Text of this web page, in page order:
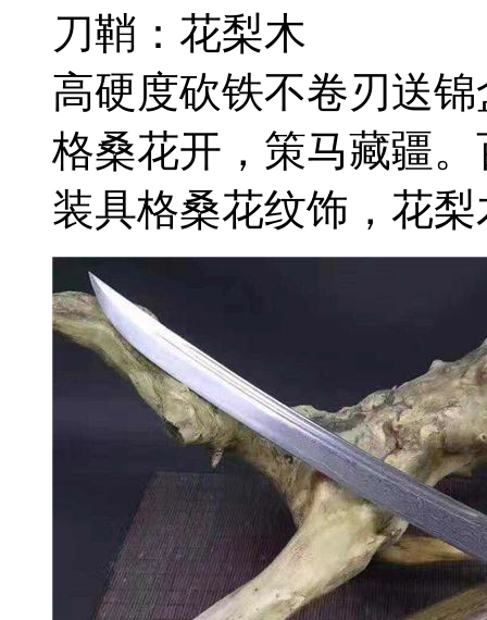
刀鞘：花梨木
高硬度砍铁不卷刃送
格桑花开，策马藏疆
装具格桑花纹饰，花